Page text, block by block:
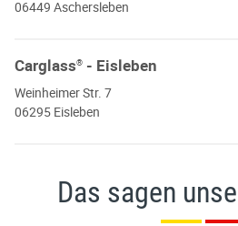
06449 Aschersleben
Carglass® - Eisleben
Weinheimer Str. 7
06295 Eisleben
Das sagen